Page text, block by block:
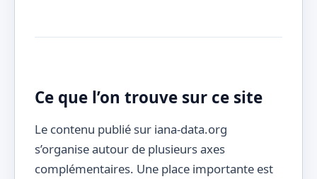
Ce que l’on trouve sur ce site
Le contenu publié sur iana-data.org
s’organise autour de plusieurs axes
complémentaires. Une place importante est